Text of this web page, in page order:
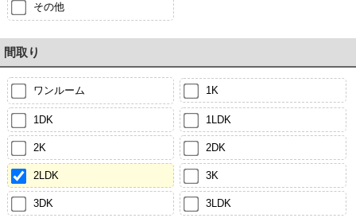
その他
間取り
ワンルーム 1K
1DK 1LDK
2K 2DK
2LDK 3K
3DK 3LDK